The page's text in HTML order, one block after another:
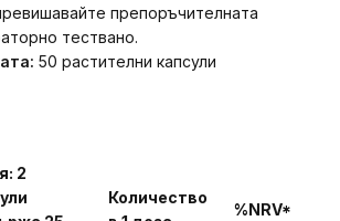
препоръчителната
тествано.
50 растителни капсули
2
Количество
%NRV*